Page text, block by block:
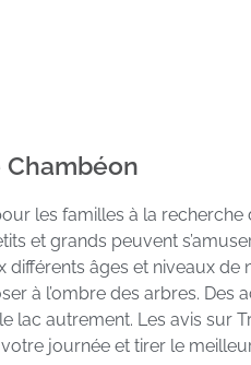
les familles à la recherche
et grands peuvent
âges et niveaux de
à l’ombre des arbres. Des
lac autrement. Les avis sur
journée et tirer le